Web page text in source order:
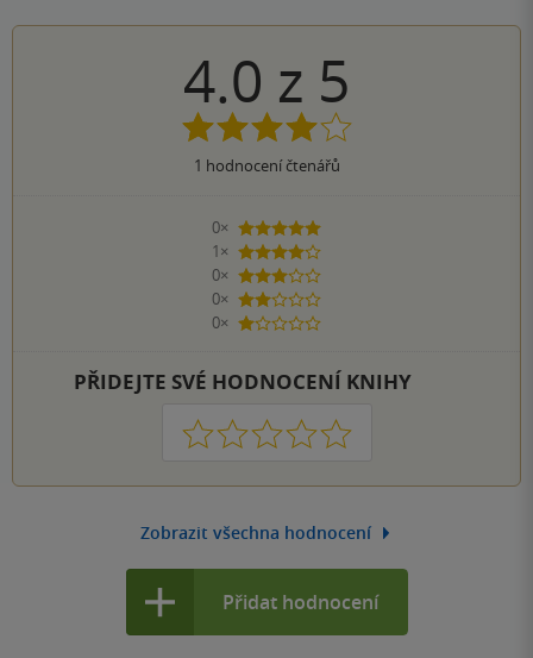
4.0 z 5
1 hodnocení čtenářů
0×
5 hvězdiček
1×
4 hvězdičky
0×
3 hvězdičky
0×
2 hvězdičky
0×
1 hvezdička
PŘIDEJTE SVÉ HODNOCENÍ KNIHY
1 2 3 4 5
Zobrazit všechna hodnocení
Přidat hodnocení